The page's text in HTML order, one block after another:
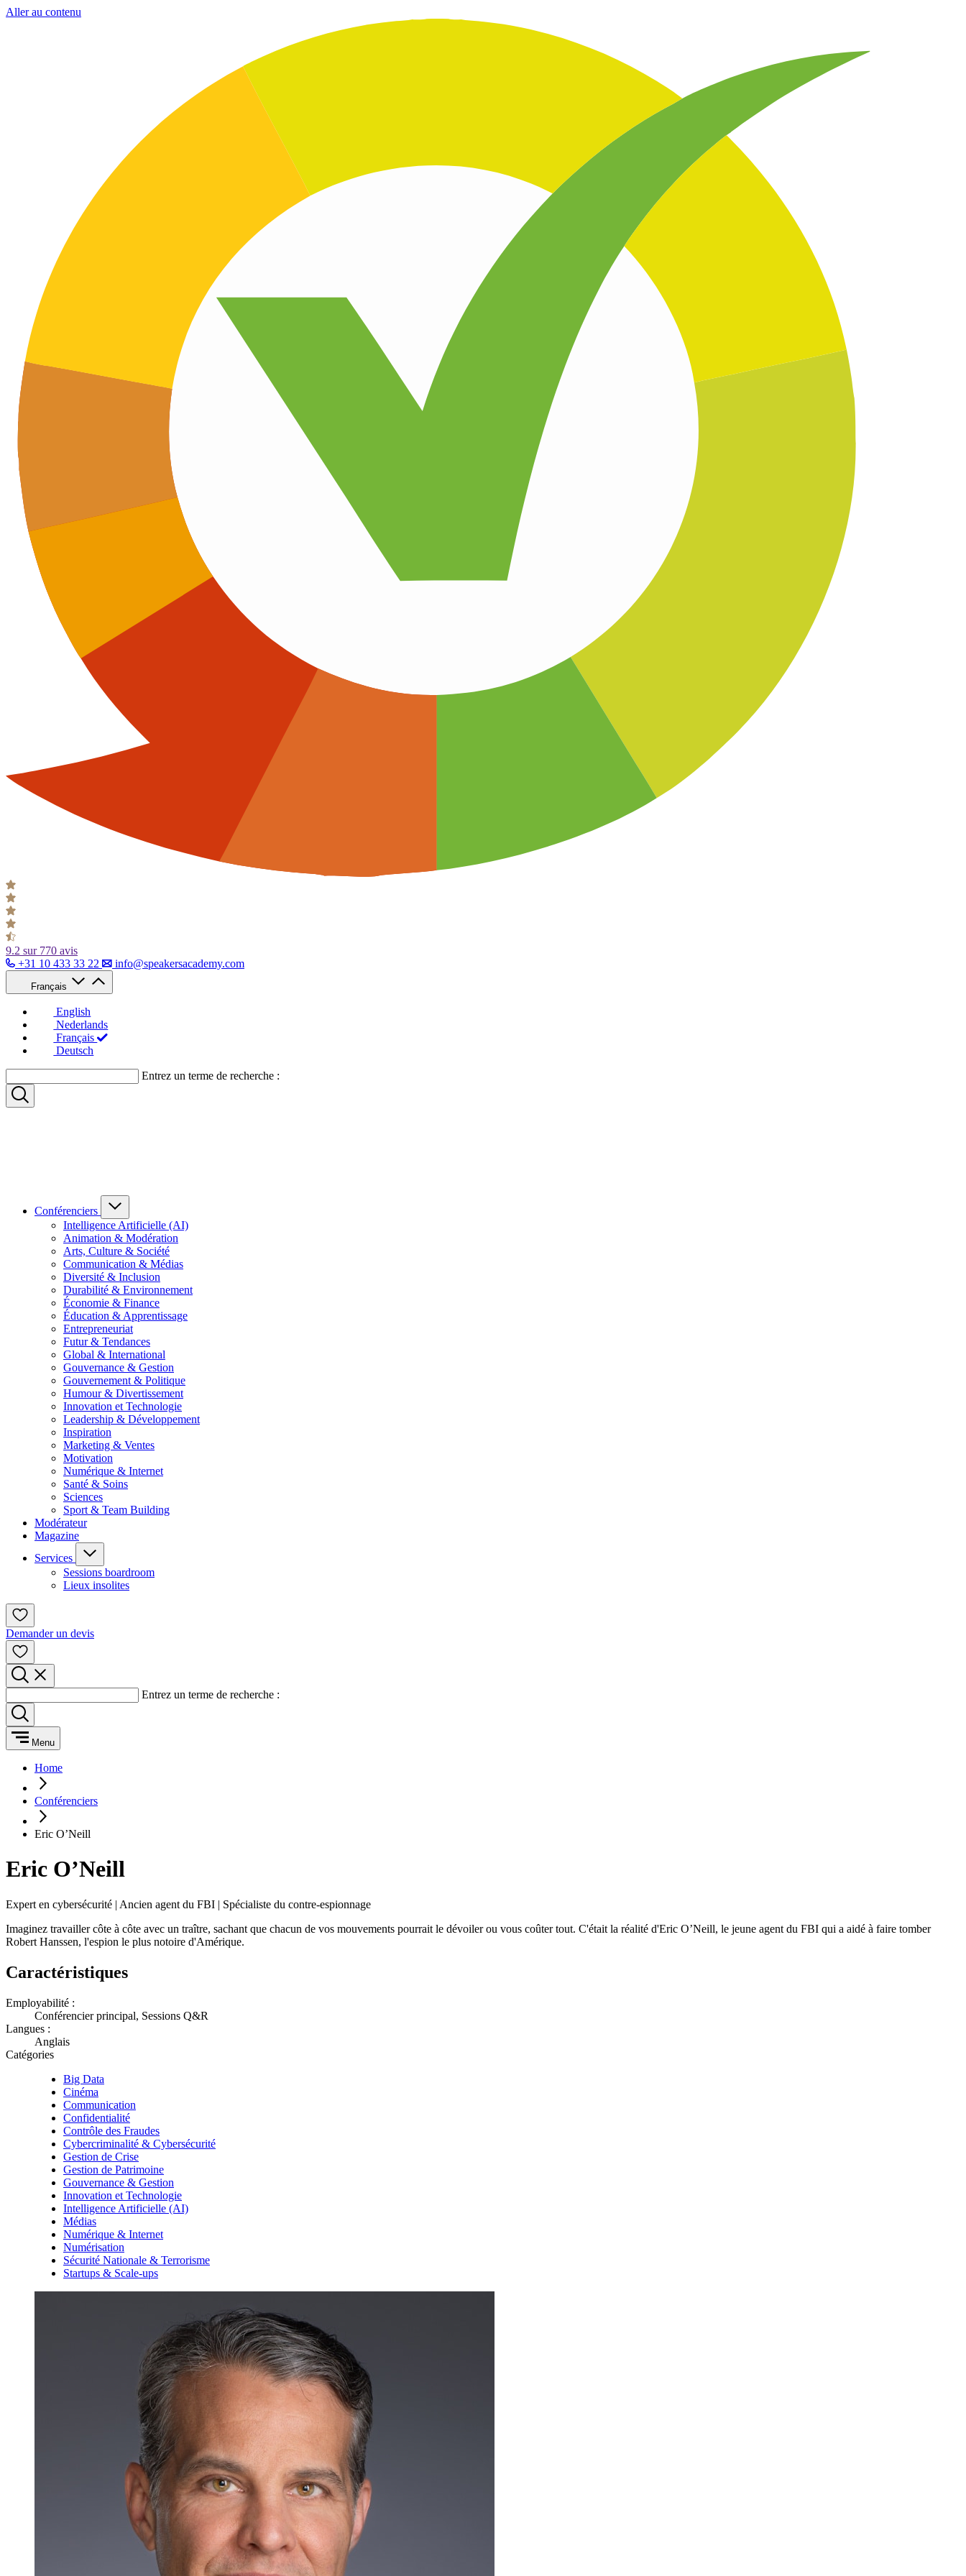
Aller au contenu
9.2 sur 770 avis
+31 10 433 33 22
info@speakersacademy.com
Français
English
Nederlands
Français
Deutsch
Entrez un terme de recherche :
Conférenciers
Intelligence Artificielle (AI)
Animation & Modération
Arts, Culture & Société
Communication & Médias
Diversité & Inclusion
Durabilité & Environnement
Économie & Finance
Éducation & Apprentissage
Entrepreneuriat
Futur & Tendances
Global & International
Gouvernance & Gestion
Gouvernement & Politique
Humour & Divertissement
Innovation et Technologie
Leadership & Développement
Inspiration
Marketing & Ventes
Motivation
Numérique & Internet
Santé & Soins
Sciences
Sport & Team Building
Modérateur
Magazine
Services
Sessions boardroom
Lieux insolites
Demander un devis
Entrez un terme de recherche :
Menu
Home
Conférenciers
Eric O’Neill
Eric O’Neill
Expert en cybersécurité | Ancien agent du FBI | Spécialiste du contre-espionnage
Imaginez travailler côte à côte avec un traître, sachant que chacun de vos mouvements pourrait le dévoiler ou vous coûter tout. C'était la réalité d'Eric O’Neill, le jeune agent du FBI qui a aidé à faire tomber
Robert Hanssen, l'espion le plus notoire d'Amérique.
Caractéristiques
Employabilité :
Conférencier principal, Sessions Q&R
Langues :
Anglais
Catégories
Big Data
Cinéma
Communication
Confidentialité
Contrôle des Fraudes
Cybercriminalité & Cybersécurité
Gestion de Crise
Gestion de Patrimoine
Gouvernance & Gestion
Innovation et Technologie
Intelligence Artificielle (AI)
Médias
Numérique & Internet
Numérisation
Sécurité Nationale & Terrorisme
Startups & Scale-ups